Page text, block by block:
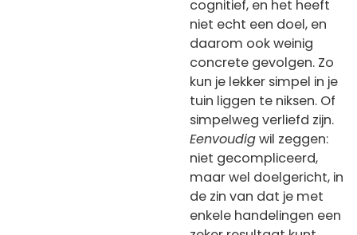
cognitief, en het heeft
niet echt een doel, en
daarom ook weinig
concrete gevolgen. Zo
kun je lekker simpel in je
tuin liggen te niksen. Of
simpelweg verliefd zijn.
Eenvoudigwil zeggen:
niet gecompliceerd,
maar wel doelgericht, in
de zin van dat je met
enkele handelingen een